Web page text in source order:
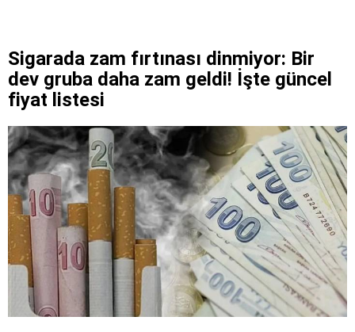
Sigarada zam fırtınası dinmiyor: Bir
dev gruba daha zam geldi! İşte güncel
fiyat listesi